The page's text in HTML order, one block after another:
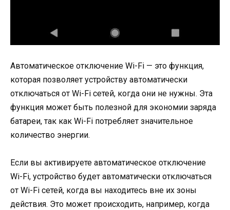
Автоматическое отключение Wi-Fi — это функция,
которая позволяет устройству автоматически
отключаться от Wi-Fi сетей, когда они не нужны. Эта
функция может быть полезной для экономии заряда
батареи, так как Wi-Fi потребляет значительное
количество энергии.
Если вы активируете автоматическое отключение
Wi-Fi, устройство будет автоматически отключаться
от Wi-Fi сетей, когда вы находитесь вне их зоны
действия. Это может происходить, например, когда